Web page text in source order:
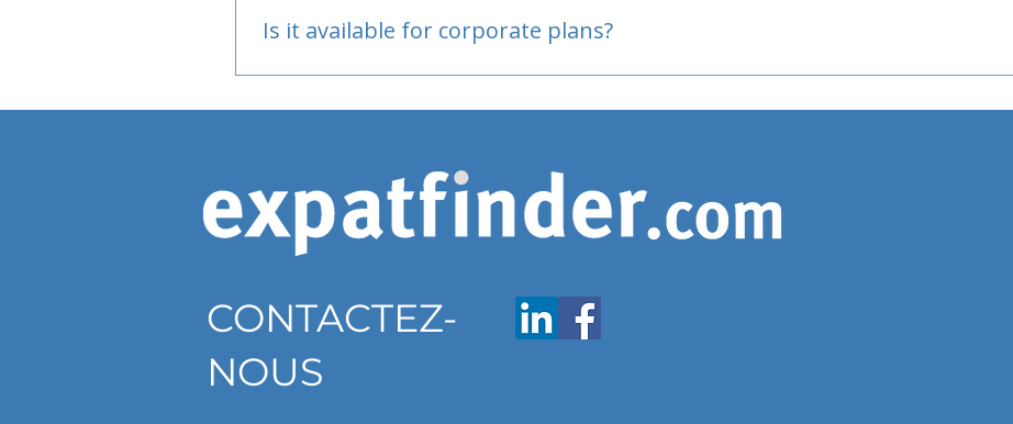
Is it available for corporate plans?
CONTACTEZ-
NOUS